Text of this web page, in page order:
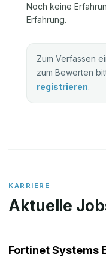
Noch keine
Erfahrung.
Zum Verfassen
zum Bewerten
registrieren.
KARRIERE
Aktuelle
Fortinet Systems